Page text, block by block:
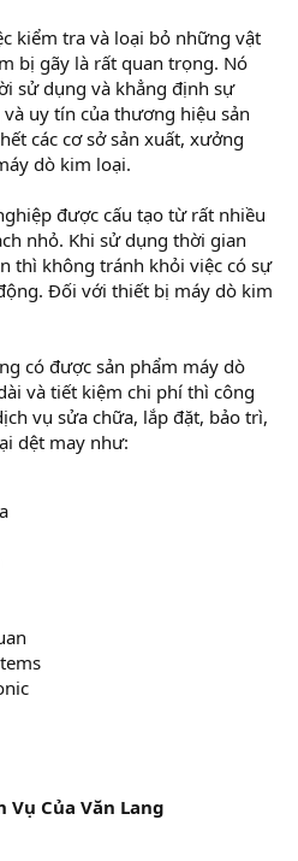
kiểm tra và loại bỏ những vật
bị gãy là rất quan trọng. Nó
sử dụng và khẳng định sự
uy tín của thương hiệu sản
các cơ sở sản xuất, xưởng
dò kim loại.
được cấu tạo từ rất nhiều
nhỏ. Khi sử dụng thời gian
thì không tránh khỏi việc có sự
Đối với thiết bị máy dò kim
có được sản phẩm máy dò
và tiết kiệm chi phí thì công
vụ sửa chữa, lắp đặt, bảo trì,
dệt may như:
Vụ Của Văn Lang